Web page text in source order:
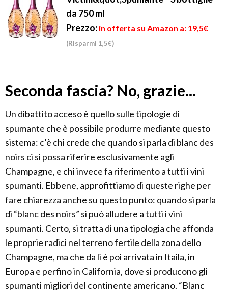
da 750 ml
Prezzo: in offerta su Amazon a: 19,5€
(Risparmi 1,5€)
Seconda fascia? No, grazie...
Un dibattito acceso è quello sulle tipologie di
spumante che è possibile produrre mediante questo
sistema: c’è chi crede che quando si parla di blanc des
noirs ci si possa riferire esclusivamente agli
Champagne, e chi invece fa riferimento a tutti i vini
spumanti. Ebbene, approfittiamo di queste righe per
fare chiarezza anche su questo punto: quando si parla
di “blanc des noirs” si può alludere a tutti i vini
spumanti. Certo, si tratta di una tipologia che affonda
le proprie radici nel terreno fertile della zona dello
Champagne, ma che da lì è poi arrivata in Itaila, in
Europa e perfino in California, dove si producono gli
spumanti migliori del continente americano. “Blanc